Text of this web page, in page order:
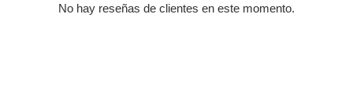
No hay reseñas de clientes en este momento.